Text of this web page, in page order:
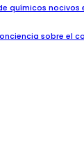
químicos nocivos
sobre el